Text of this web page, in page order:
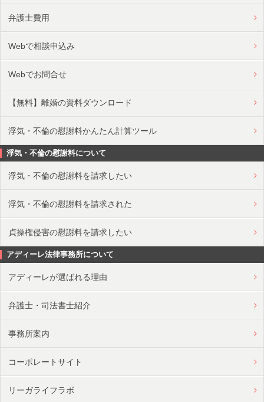
弁護士費用
Webで相談申込み
Webでお問合せ
【無料】離婚の資料ダウンロード
浮気・不倫の慰謝料かんたん計算ツール
浮気・不倫の慰謝料について
浮気・不倫の慰謝料を請求したい
浮気・不倫の慰謝料を請求された
貞操権侵害の慰謝料を請求したい
アディーレ法律事務所について
アディーレが選ばれる理由
弁護士・司法書士紹介
事務所案内
コーポレートサイト
リーガライフラボ